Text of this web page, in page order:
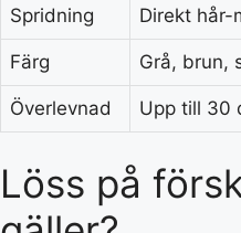
Spridning Direkt
Färg Grå, brun,
Överlevnad Upp till 30
Löss på